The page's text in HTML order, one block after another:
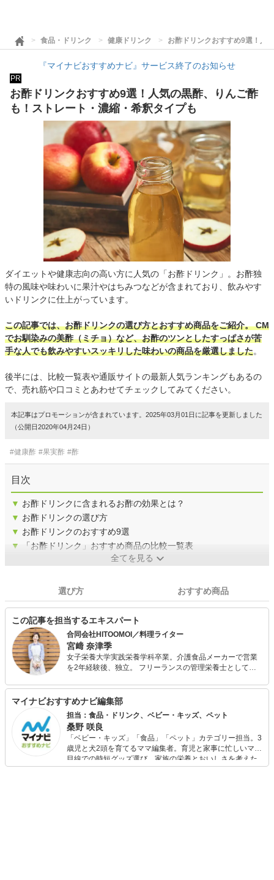
食品・ドリンク 健康ドリンク お酢ドリンクおすすめ9選！人
『マイナビおすすめナビ』サービス終了のお知らせ
PR
お酢ドリンクおすすめ9選！人気の黒酢、りんご酢
も！ストレート・濃縮・希釈タイプも
ダイエットや健康志向の高い方に人気の「お酢ドリンク」。お酢独
特の風味や味わいに果汁やはちみつなどが含まれており、飲みやす
いドリンクに仕上がっています。
この記事では、お酢ドリンクの選び方とおすすめ商品をご紹介。 CM
でお馴染みの美酢（ミチョ）など、お酢のツンとしたすっぱさが苦
手な人でも飲みやすいスッキリした味わいの商品を厳選しました。
後半には、比較一覧表や通販サイトの最新人気ランキングもあるの
で、売れ筋や口コミとあわせてチェックしてみてください。
本記事はプロモーションが含まれています。2025年03月01日に記事を更新しました
（公開日2020年04月24日）
#健康酢 #果実酢 #酢
目次
▼ お酢ドリンクに含まれるお酢の効果とは？
▼ お酢ドリンクの選び方
▼ お酢ドリンクのおすすめ9選
▼
「お酢ドリンク」おすすめ商品の比較一覧表
全てを見る
選び方 おすすめ商品
この記事を担当するエキスパート
合同会社HITOOMOI／料理ライター
宮﨑 奈津季
女子栄養大学実践栄養学科卒業。介護食品メーカーで営業
を2年経験後、独立。 フリーランスの管理栄養士として、
レシピ開発、撮影、記事の執筆を行う。 2019年1月に合同
会社HITOOMOIの創業メンバーとして参画。食・健康にか
かわるコンテンツ制作など幅広く活動中。誰かのための料
理、労わる料理、作り手も気負わない料理を大切にしてい
る。
マイナビおすすめナビ編集部
担当：食品・ドリンク、ベビー・キッズ、ペット
桑野 咲良
「ベビー・キッズ」「食品」「ペット」カテゴリー担当。3
歳児と犬2頭を育てるママ編集者。育児と家事に忙しいママ
目線での時短グッズ選び、家族の栄養とおいしさを考えた
食品選び、束の間のリラックスタイムを楽しむためのスイ